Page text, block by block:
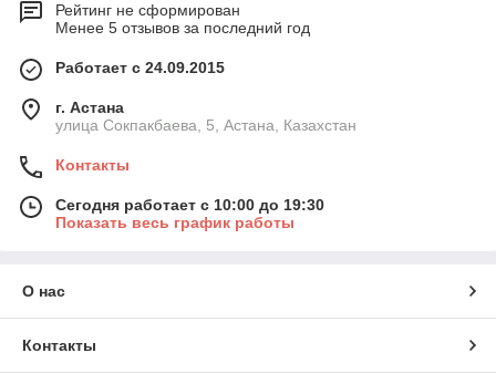
Рейтинг не сформирован
Менее 5 отзывов за последний год
Работает с 24.09.2015
г. Астана
улица Сокпакбаева, 5, Астана, Казахстан
Контакты
Сегодня работает с 10:00 до 19:30
Показать весь график работы
О нас
Контакты